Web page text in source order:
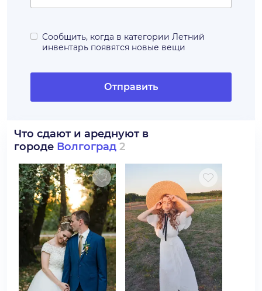
Сообщить, когда в категории Летний
инвентарь появятся новые вещи
Отправить
Что сдают и ареднуют в
городе Волгоград 2